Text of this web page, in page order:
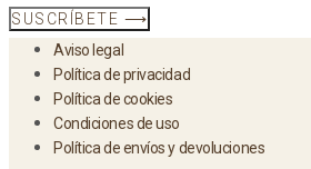
SUSCRÍBETE ⟶
Aviso legal
Política de privacidad
Política de cookies
Condiciones de uso
Política de envíos y devoluciones